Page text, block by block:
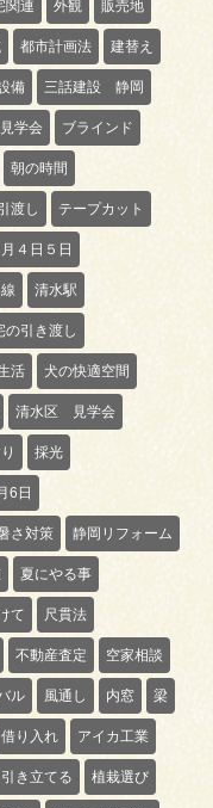
関連 外観 販売地
都市計画法 建替え
備 三話建設 静岡
学会 ブラインド
朝の時間
渡し テープカット
月４日５日
清水駅
の引き渡し
活 犬の快適空間
清水区 見学会
採光
6日
さ対策 静岡リフォーム
夏にやる事
て 尺貫法
不動産査定 空家相談
ル 風通し 内窓 梁
借り入れ アイカ工業
き立てる 植栽選び